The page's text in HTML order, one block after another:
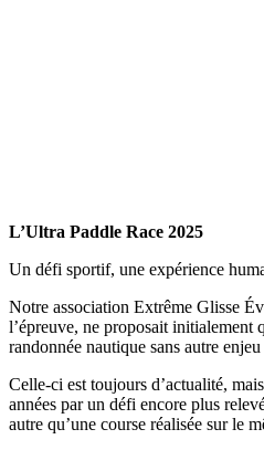
L’Ultra Paddle Race 2025
Un défi sportif, une expérience
Notre association Extrême Glisse
l’épreuve, ne proposait initialement
randonnée nautique sans autre
Celle-ci est toujours d’actualité,
années par un défi encore plus
autre qu’une course réalisée sur le